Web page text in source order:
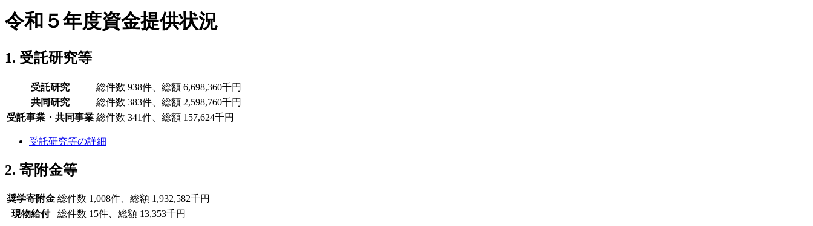
令和５年度資金提供状況
1. 受託研究等
受託研究
総件数 938件、総額 6,698,360千円
共同研究
総件数 383件、総額 2,598,760千円
受託事業・共同事業 総件数 341件、総額 157,624千円
受託研究等の詳細
2. 寄附金等
奨学寄附金 総件数 1,008件、総額 1,932,582千円
現物給付
総件数 15件、総額 13,353千円